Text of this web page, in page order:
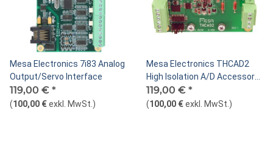
Mesa Electronics 7i83 Analog
Output/Servo Interface
119,00 € *
(100,00 €exkl. MwSt. )
Mesa Electronics THCAD2
High Isolation A/D Accessory
Card
119,00 € *
(100,00 €exkl. MwSt. )